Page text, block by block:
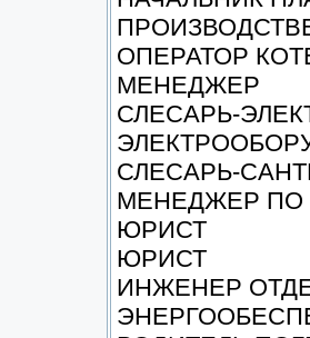
ОПЕРАТОР
МЕНЕДЖЕР
СЛЕСАРЬ-
СЛЕСАРЬ-
МЕНЕДЖЕР
ЮРИСТ
ЮРИСТ
ИНЖЕНЕР